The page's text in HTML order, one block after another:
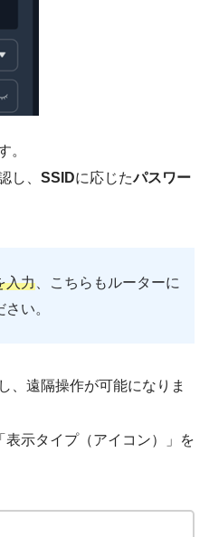
。
し、 SSIDに応じたパスワー
入力 、こちらもルーターに
い。
、遠隔操作が可能になりま
示タイプ（アイコン）」を